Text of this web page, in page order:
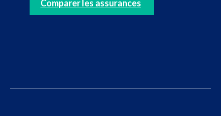
Comparer les assurances